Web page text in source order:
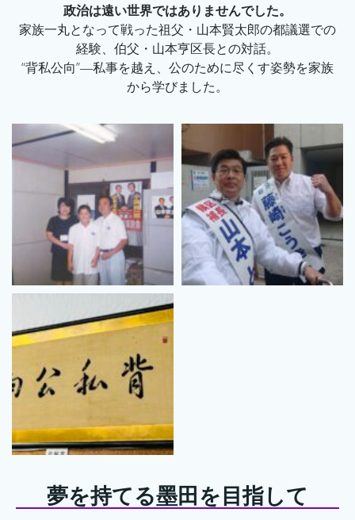
政治は遠い世界ではありませんでした。
家族一丸となって戦った祖父・山本賢太郎の都議選での
経験、伯父・山本亨区長との対話。
“背私公向”―私事を越え、公のために尽くす姿勢を家族
から学びました。
夢を持てる墨田を目指して